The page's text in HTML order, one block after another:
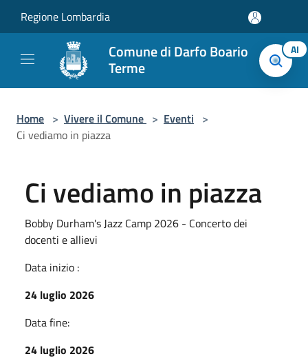
Regione Lombardia
Comune di Darfo Boario
Terme
AI
Home > Vivere il Comune > Eventi >
Ci vediamo in piazza
Ci vediamo in piazza
Bobby Durham's Jazz Camp 2026 - Concerto dei
docenti e allievi
Data inizio :
24 luglio 2026
Data fine:
24 luglio 2026